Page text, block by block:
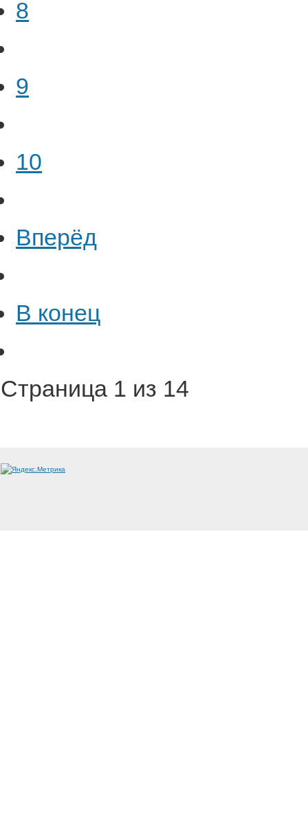
8
9
10
Вперёд
В конец
Страница 1 из 14